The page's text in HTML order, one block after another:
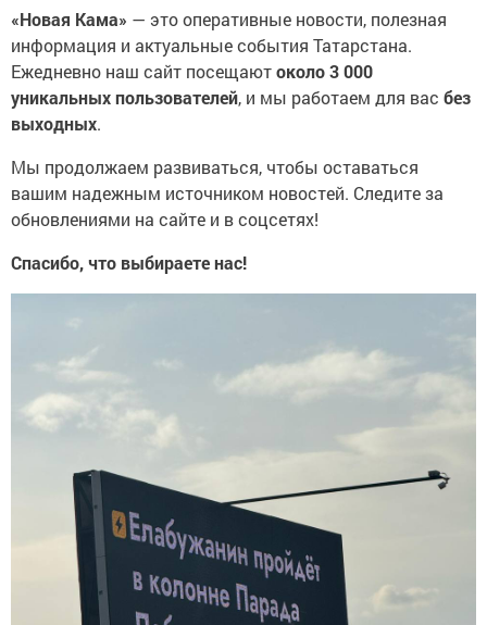
«Новая Кама» — это оперативные новости, полезная
информация и актуальные события Татарстана.
Ежедневно наш сайт посещаютоколо 3 000
уникальных пользователей, и мы работаем для вас без
выходных.
Мы продолжаем развиваться, чтобы оставаться
вашим надежным источником новостей. Следите за
обновлениями на сайте и в соцсетях!
Спасибо, что выбираете нас!